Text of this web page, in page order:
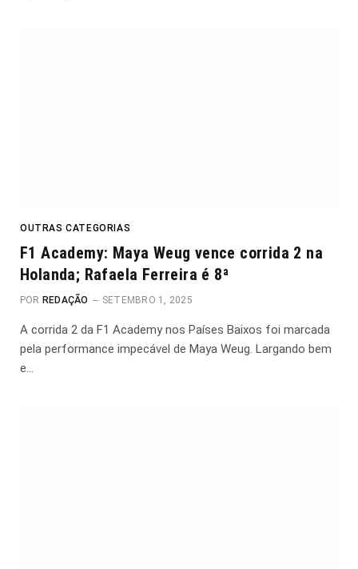
OUTRAS CATEGORIAS
F1 Academy: Maya Weug vence corrida 2 na
Holanda; Rafaela Ferreira é 8ª
POR REDAÇÃO SETEMBRO 1, 2025
A corrida 2 da F1 Academy nos Países Baixos foi marcada
pela performance impecável de Maya Weug. Largando bem
e…